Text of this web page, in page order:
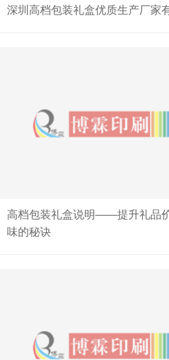
深圳高档包装礼盒优质生产厂家
高档包装礼盒说明——提升礼品
味的秘诀